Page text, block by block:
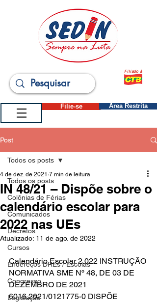
Filiado à
Filie-se Área Restrita
Post
Todos os posts
Colônias de Férias
Comunicados
Decretos
Cursos
Endereços DREs / Escolas
Congresso
Legislação
Todos os posts
IN 48/21 – Dispõe sobre o
calendário escolar para
2022 nas UEs
4 de dez. de 2021 7 min de leitura
Atualizado: 11 de ago. de 2022
Calendário Escolar 2.022 INSTRUÇÃO
NORMATIVA SME Nº 48, DE 03 DE
DEZEMBRO DE 2021
6016.2021/0121775-0 DISPÕE